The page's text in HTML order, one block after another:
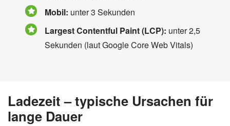
Mobil: unter 3 Sekunden
Largest Contentful Paint (LCP): unter 2,5
Sekunden (laut Google Core Web Vitals)
Ladezeit – typische Ursachen für
lange Dauer